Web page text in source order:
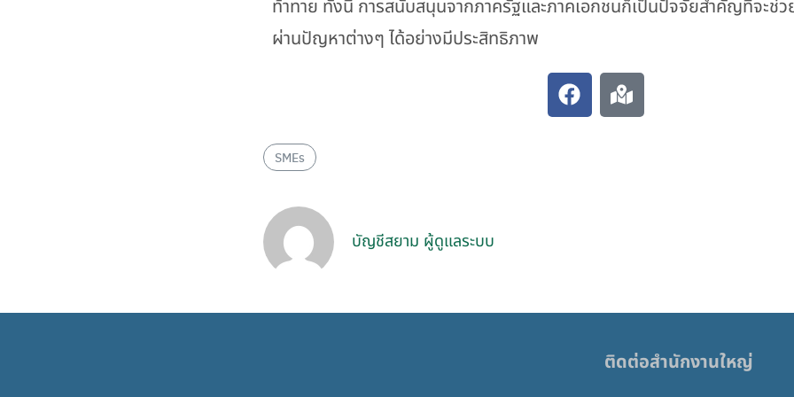
ท้าทาย ทั้งนี้ การสนับสนุนจากภาครัฐและภาคเอกชนก็เป็นปัจจัยสำคัญที่จะช่ว
ผ่านปัญหาต่างๆ ได้อย่างมีประสิทธิภาพ
SMEs
บัญชีสยาม ผู้ดูแลระบบ
ติดต่อสำนักงานใหญ่